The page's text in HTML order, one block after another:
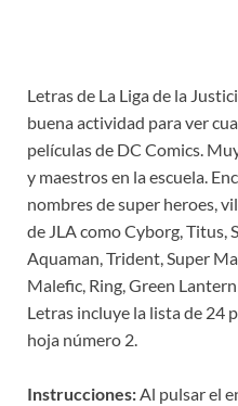
Letras de La Liga de la
buena actividad para ver
películas de DC Comics.
y maestros en la escuela.
nombres de super heroes,
de JLA como Cyborg,
Aquaman, Trident, Super
Malefic, Ring, Green
Letras incluye la lista de 24
hoja número 2.
Instrucciones:Al pulsar el